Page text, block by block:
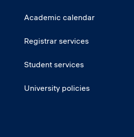
Academic calendar
Registrar services
Student services
University policies